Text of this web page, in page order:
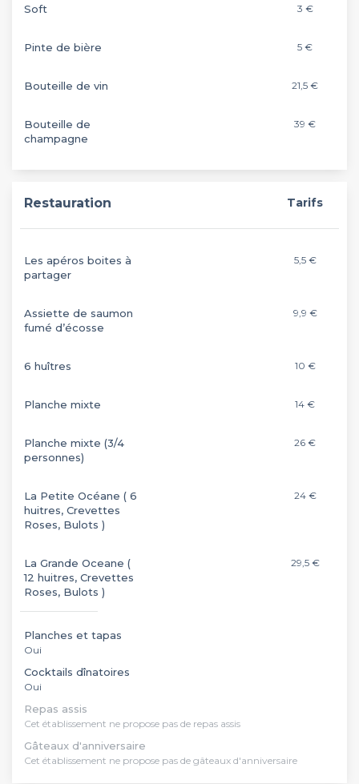
Soft 3 €
Pinte de bière 5 €
Bouteille de vin 21,5 €
Bouteille de
champagne
39 €
Restauration Tarifs
Les apéros boites à
partager
5,5 €
Assiette de saumon
fumé d’écosse
9,9 €
6 huîtres 10 €
Planche mixte 14 €
Planche mixte (3/4
personnes)
26 €
La Petite Océane ( 6
huitres, Crevettes
Roses, Bulots )
24 €
La Grande Oceane (
12 huitres, Crevettes
Roses, Bulots )
29,5 €
Planches et tapas
Oui
Cocktails dînatoires
Oui
Repas assis
Cet établissement ne propose pas de repas assis
Gâteaux d'anniversaire
Cet établissement ne propose pas de gâteaux d'anniversaire